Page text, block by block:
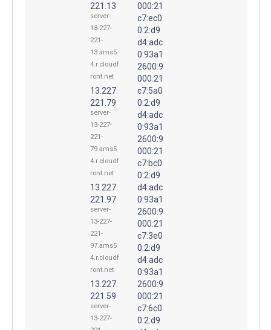
221.13
server-
13-227-
221-
13.ams5
4.r.cloudf
ront.net
13.227.
221.79
server-
13-227-
221-
79.ams5
4.r.cloudf
ront.net
13.227.
221.97
server-
13-227-
221-
97.ams5
4.r.cloudf
ront.net
13.227.
221.59
server-
13-227-
000:21
c7:ec0
0:2:d9
d4:adc
0:93a1
2600:9
000:21
c7:5a0
0:2:d9
d4:adc
0:93a1
2600:9
000:21
c7:bc0
0:2:d9
d4:adc
0:93a1
2600:9
000:21
c7:3e0
0:2:d9
d4:adc
0:93a1
2600:9
000:21
c7:6c0
0:2:d9